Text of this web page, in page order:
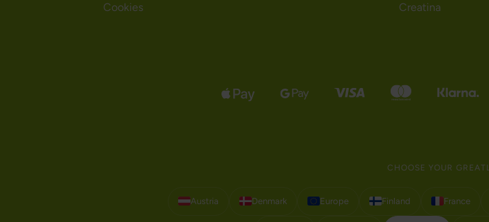
Cookies
Creatina
CHOOSE YOUR
Austria Denmark Europe Finland France